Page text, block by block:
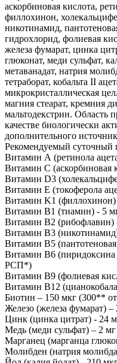
аскорбиновая кислота,
филлохинон,
никотинамид,
гидрохлорид, фолиевая
железа фумарат, цинка
глюконат, меди сульфат,
метаванадат, натрия
тетраборат, кобальта II
микрокристаллическая
магния стеарат, кремния
мальтодекстрин. Область
качестве биологически
дополнительного
Рекомендуемый суточный
Витамин А (ретинола
Витамин C
Витамин D3
Витамин Е (токоферола
Витамин K1
Витамин B1 (тиамин) - 5
Витамин B2
Витамин B3
Витамин B5
Витамин B6
РСП*)
Витамин B9 (фолиевая
Витамин B12
Биотин – 150 мкг (300**
Железо (железа фумарат)
Цинк (цинка цитрат) - 24
Медь (меди сульфат) – 2
Марганец (марганца
Молибден (натрия